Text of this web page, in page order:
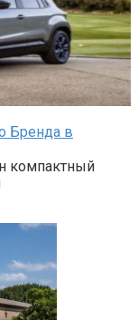
Бренда в
компактный